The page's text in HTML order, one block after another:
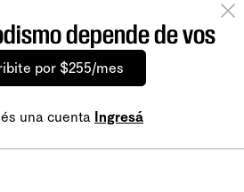
depende de vos
por $255/mes
una cuenta Ingresá